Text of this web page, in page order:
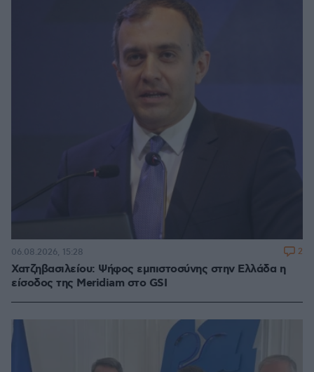
Χατζηβασιλείου: Ψήφος εμπιστοσύνης στην Ελλάδα η
είσοδος της Meridiam στο GSI
06.08.2026, 15:28 2